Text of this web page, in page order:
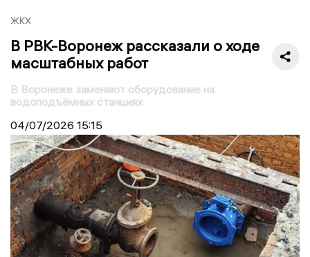
ЖКХ
В РВК-Воронеж рассказали о ходе
масштабных работ
В Воронеже заменяют оборудование на
водоподъёмных станциях
04/07/2026 15:15